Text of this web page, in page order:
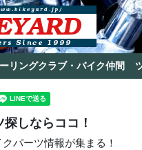
リングクラブ・バイク仲間
しならココ！
パーツ情報が集まる！